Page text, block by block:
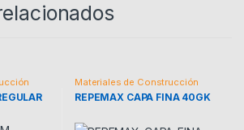
Materiales de Construcción
REPEMAX CAPA FINA 40GK